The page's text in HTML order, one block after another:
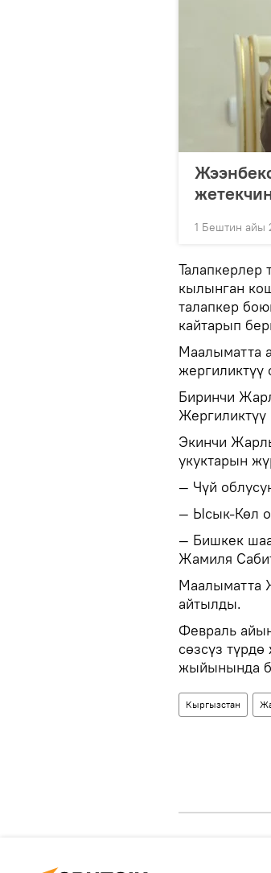
1 Бештин айы
Талапкерлер
кылынган
талапкер
кайтарып
Маалыматта
жергиликтүү
Биринчи
Жергиликтүү
Экинчи
укуктарын
— Чүй
— Ысык-Көл
— Бишкек
Жамиля
Маалыматта
айтылды.
Февраль
сөзсүз түрдө
жыйынында
Кыргызстан